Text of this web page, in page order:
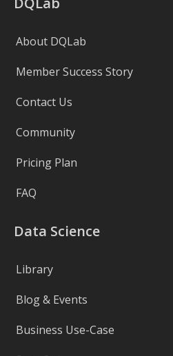
About DQLab
Member Success Story
Contact Us
Community
Pricing Plan
FAQ
Data Science
Library
Blog & Events
Business Use-Case